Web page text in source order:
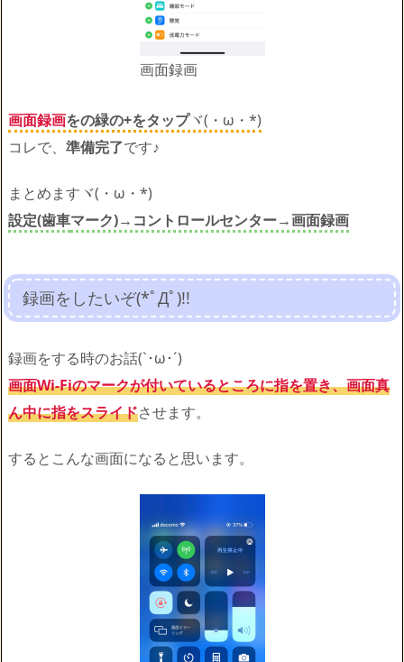
画面録画
画面録画をの緑の+をタップヾ(・ω・*)
コレで、 準備完了です♪
まとめますヾ(・ω・*)
設定(歯車マーク)→ コントロールセンター→画面録画
録画をしたいぞ(*ﾟДﾟ)!!
録画をする時のお話(`･ω･´)ゞ
画面Wi-Fiのマークが付いているところに指を置き、画面真
ん中に指をスライドさせます。
するとこんな画面になると思います。